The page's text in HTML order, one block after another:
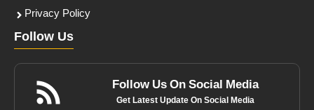
Privacy Policy
Follow Us
Follow Us On Social Media
Get Latest Update On Social Media